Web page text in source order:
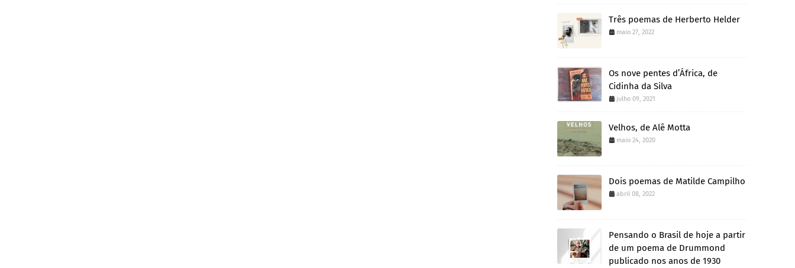
Três poemas de Herberto Helder
maio 27, 2022
Os nove pentes d’África, de
Cidinha da Silva
julho 09, 2021
Velhos, de Alê Motta
maio 24, 2020
Dois poemas de Matilde Campilho
abril 08, 2022
Pensando o Brasil de hoje a partir
de um poema de Drummond
publicado nos anos de 1930